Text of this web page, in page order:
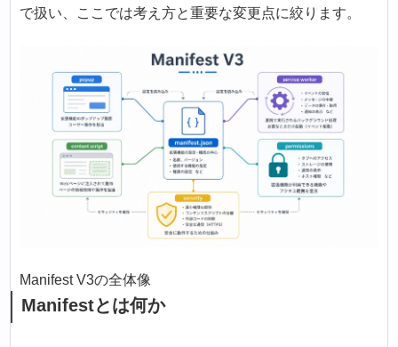
で扱い、ここでは考え方と重要な変更点に絞ります。
Manifest V3の全体像
Manifestとは何か